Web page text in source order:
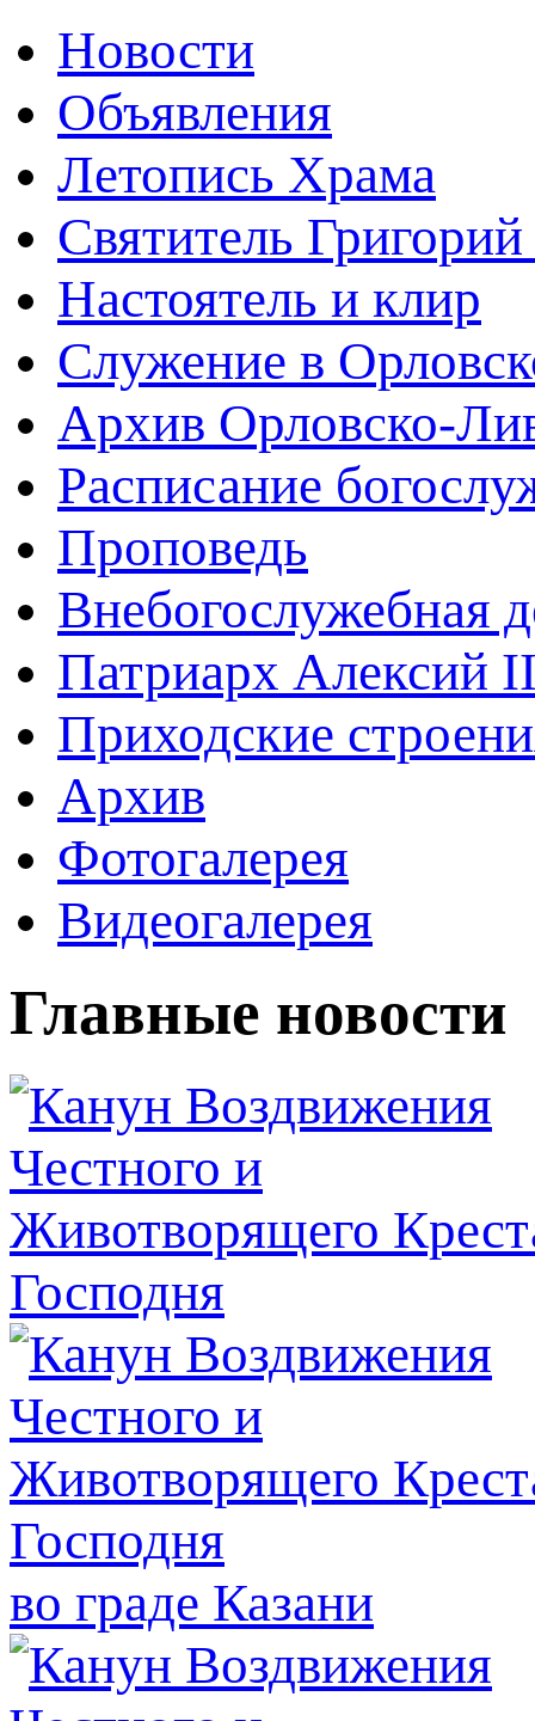
Новости
Объявления
Летопись Храма
Святитель
Настоятель и клир
Служение в
Архив Орловско-
Расписание
Проповедь
Внебогослужебная
Патриарх Алексий
Приходские
Архив
Фотогалерея
Видеогалерея
Главные новости
во граде Казани